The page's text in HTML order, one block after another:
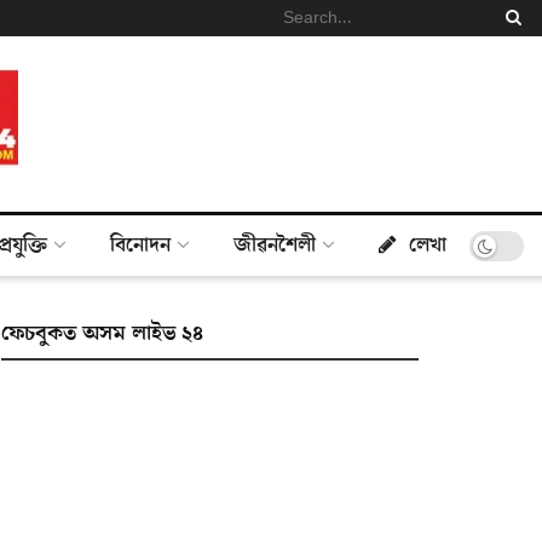
প্ৰযুক্তি বিনোদন জীৱনশৈলী লেখা
ফেচবুকত অসম লাইভ ২৪